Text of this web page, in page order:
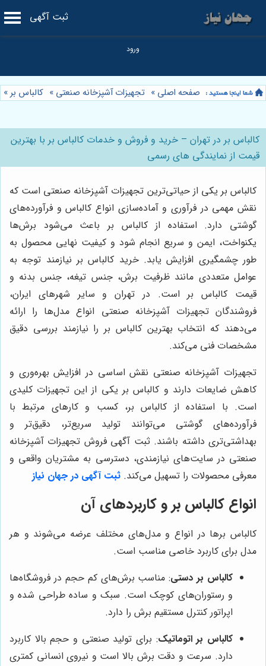
ثبت آگهی
صفحه اصلی » تجهیزات آشپزخانه صنعتی » کالباس بر»
کالباس بر در تهران – خرید و فروش و خدمات کالباس بر با بهترین
قیمت از نمایندگی های رسمی
کالباس بر یکی از حیاتی‌ترین تجهیزات آشپزخانه صنعتی است که
نقش مهمی در فرآوری و آماده‌سازی انواع کالباس و فرآورده‌های
گوشتی دارد. استفاده از کالباس بر باعث می‌شود برش‌ها
یکنواخت، ایمن و سریع انجام شود و کیفیت نهایی محصول به
طور چشمگیری افزایش یابد. خرید کالباس بر نیازمند توجه به
عوامل متعددی مانند ظرفیت برش، جنس تیغه، جنس بدنه و
قیمت کالباس بر است. در تهران و سایر شهرهای ایران،
فروشندگان تجهیزات آشپزخانه صنعتی انواع مدل‌ها را ارائه
می‌دهند که انتخاب بهترین کالباس بر را نیازمند بررسی دقیق
مشخصات فنی می‌کند.
تجهیزات آشپزخانه صنعتی نقش اساسی در افزایش بهره‌وری و
کاهش ضایعات دارند و کالباس بر یکی از این تجهیزات کلیدی
است. با استفاده از کالباس بر، کسب و کارهای مرتبط با
فرآورده‌های گوشتی می‌توانند تولید سریع‌تر، دقیق‌تر و
بهداشتی‌تری داشته باشند. ثبت آگهی فروش تجهیزات آشپزخانه
صنعتی در سایت‌های نیازمندی، دسترسی به مشتریان واقعی و
معرفی محصولات را تسهیل می‌کند. ثبت آگهی در جهان نیاز
انواع کالباس بر و کاربردهای آن
کالباس برها در انواع و مدل‌های مختلف عرضه می‌شوند و هر
مدل برای کاربرد خاصی مناسب است.
کالباس بر دستی: مناسب برش‌های کم حجم در فروشگاه‌ها
و رستوران‌های کوچک است. سبک و ساده طراحی شده و
اپراتور کنترل مستقیم برش را دارد.
کالباس بر اتوماتیک: برای تولید صنعتی و حجم بالا کاربرد
دارد. سرعت و دقت برش بالا است و نیروی انسانی کمتری